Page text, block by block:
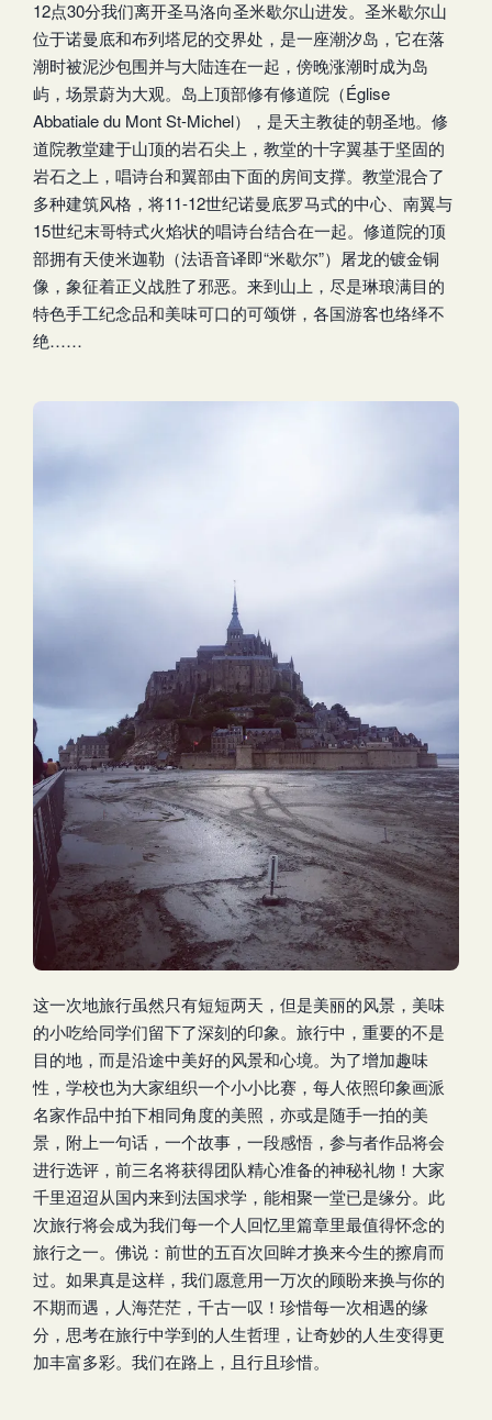
12点30分我们离开圣马洛向圣米歇尔山进发。圣米歇尔山
位于诺曼底和布列塔尼的交界处，是一座潮汐岛，它在落
潮时被泥沙包围并与大陆连在一起，傍晚涨潮时成为岛
屿，场景蔚为大观。岛上顶部修有修道院（Église
Abbatiale du Mont St-Michel），是天主教徒的朝圣地。修
道院教堂建于山顶的岩石尖上，教堂的十字翼基于坚固的
岩石之上，唱诗台和翼部由下面的房间支撑。教堂混合了
多种建筑风格，将11-12世纪诺曼底罗马式的中心、南翼与
15世纪末哥特式火焰状的唱诗台结合在一起。修道院的顶
部拥有天使米迦勒（法语音译即“米歇尔”）屠龙的镀金铜
像，象征着正义战胜了邪恶。来到山上，尽是琳琅满目的
特色手工纪念品和美味可口的可颂饼，各国游客也络绎不
绝……
这一次地旅行虽然只有短短两天，但是美丽的风景，美味
的小吃给同学们留下了深刻的印象。旅行中，重要的不是
目的地，而是沿途中美好的风景和心境。为了增加趣味
性，学校也为大家组织一个小小比赛，每人依照印象画派
名家作品中拍下相同角度的美照，亦或是随手一拍的美
景，附上一句话，一个故事，一段感悟，参与者作品将会
进行选评，前三名将获得团队精心准备的神秘礼物！大家
千里迢迢从国内来到法国求学，能相聚一堂已是缘分。此
次旅行将会成为我们每一个人回忆里篇章里最值得怀念的
旅行之一。佛说：前世的五百次回眸才换来今生的擦肩而
过。如果真是这样，我们愿意用一万次的顾盼来换与你的
不期而遇，人海茫茫，千古一叹！珍惜每一次相遇的缘
分，思考在旅行中学到的人生哲理，让奇妙的人生变得更
加丰富多彩。我们在路上，且行且珍惜。